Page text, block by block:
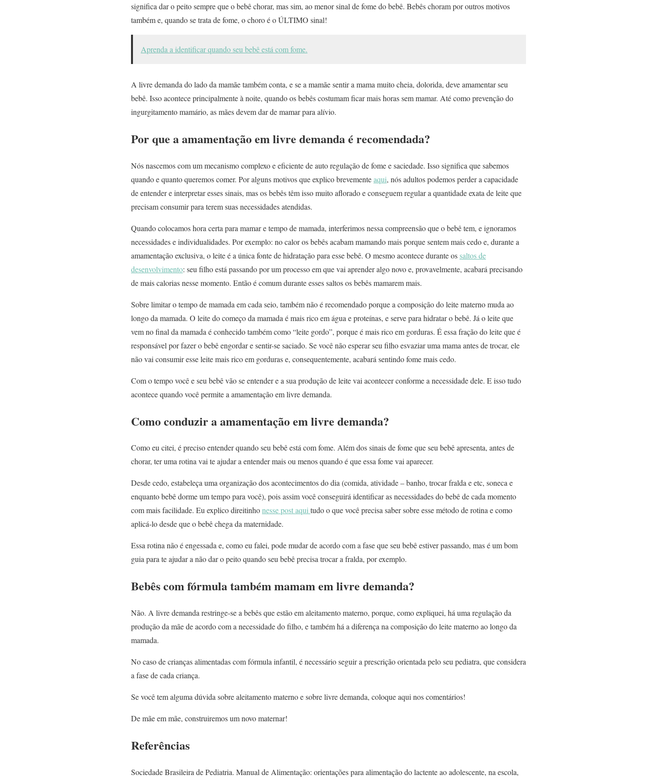
significa dar o peito sempre que o bebê chorar, mas sim, ao menor sinal de fome do bebê. Bebês choram por outros motivos
também e, quando se trata de fome, o choro é o ÚLTIMO sinal!
Aprenda a identificar quando seu bebê está com fome.
A livre demanda do lado da mamãe também conta, e se a mamãe sentir a mama muito cheia, dolorida, deve amamentar seu
bebê. Isso acontece principalmente à noite, quando os bebês costumam ficar mais horas sem mamar. Até como prevenção do
ingurgitamento mamário, as mães devem dar de mamar para alívio.
Por que a amamentação em livre demanda é recomendada?
Nós nascemos com um mecanismo complexo e eficiente de auto regulação de fome e saciedade. Isso significa que sabemos
quando e quanto queremos comer. Por alguns motivos que explico brevementeaqui, nós adultos podemos perder a capacidade
de entender e interpretar esses sinais, mas os bebês têm isso muito aflorado e conseguem regular a quantidade exata de leite que
precisam consumir para terem suas necessidades atendidas.
Quando colocamos hora certa para mamar e tempo de mamada, interferimos nessa compreensão que o bebê tem, e ignoramos
necessidades e individualidades. Por exemplo: no calor os bebês acabam mamando mais porque sentem mais cedo e, durante a
amamentação exclusiva, o leite é a única fonte de hidratação para esse bebê. O mesmo acontece durante ossaltos de
desenvolvimento: seu filho está passando por um processo em que vai aprender algo novo e, provavelmente, acabará precisando
de mais calorias nesse momento. Então é comum durante esses saltos os bebês mamarem mais.
Sobre limitar o tempo de mamada em cada seio, também não é recomendado porque a composição do leite materno muda ao
longo da mamada. O leite do começo da mamada é mais rico em água e proteínas, e serve para hidratar o bebê. Já o leite que
vem no final da mamada é conhecido também como “leite gordo”, porque é mais rico em gorduras. É essa fração do leite que é
responsável por fazer o bebê engordar e sentir-se saciado. Se você não esperar seu filho esvaziar uma mama antes de trocar, ele
não vai consumir esse leite mais rico em gorduras e, consequentemente, acabará sentindo fome mais cedo.
Com o tempo você e seu bebê vão se entender e a sua produção de leite vai acontecer conforme a necessidade dele. E isso tudo
acontece quando você permite a amamentação em livre demanda.
Como conduzir a amamentação em livre demanda?
Como eu citei, é preciso entender quando seu bebê está com fome. Além dos sinais de fome que seu bebê apresenta, antes de
chorar, ter uma rotina vai te ajudar a entender mais ou menos quando é que essa fome vai aparecer.
Desde cedo, estabeleça uma organização dos acontecimentos do dia (comida, atividade – banho, trocar fralda e etc, soneca e
enquanto bebê dorme um tempo para você), pois assim você conseguirá identificar as necessidades do bebê de cada momento
com mais facilidade. Eu explico direitinhonesse post aquitudo o que você precisa saber sobre esse método de rotina e como
aplicá-lo desde que o bebê chega da maternidade.
Essa rotina não é engessada e, como eu falei, pode mudar de acordo com a fase que seu bebê estiver passando, mas é um bom
guia para te ajudar a não dar o peito quando seu bebê precisa trocar a fralda, por exemplo.
Bebês com fórmula também mamam em livre demanda?
Não. A livre demanda restringe-se a bebês que estão em aleitamento materno, porque, como expliquei, há uma regulação da
produção da mãe de acordo com a necessidade do filho, e também há a diferença na composição do leite materno ao longo da
mamada.
No caso de crianças alimentadas com fórmula infantil, é necessário seguir a prescrição orientada pelo seu pediatra, que considera
a fase de cada criança.
Se você tem alguma dúvida sobre aleitamento materno e sobre livre demanda, coloque aqui nos comentários!
De mãe em mãe, construiremos um novo maternar!
Referências
Sociedade Brasileira de Pediatria. Manual de Alimentação: orientações para alimentação do lactente ao adolescente, na escola,